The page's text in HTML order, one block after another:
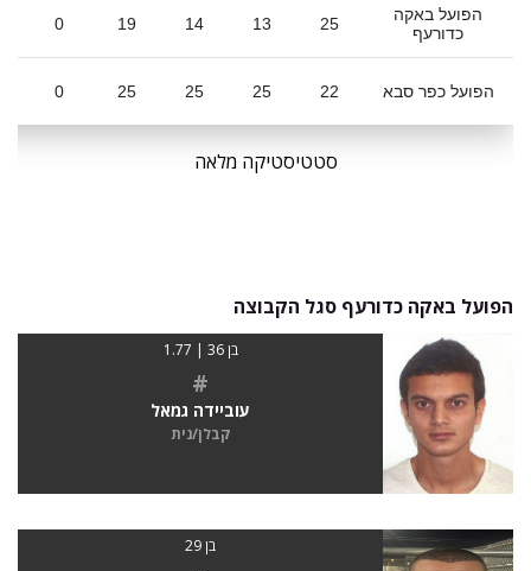
הפועל באקה
כדורעף
25
13
14
19
0
הפועל כפר סבא 22
25
25
25
0
סטטיסטיקה מלאה
הפועל באקה כדורעף סגל הקבוצה
בן 36 | 1.77
#
עוביידה גמאל
קבלן/נית
בן 29